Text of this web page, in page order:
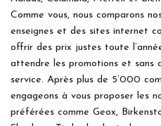
Comme vous, nous comparons
enseignes et des sites internet
offrir des prix justes toute
attendre les promotions et sans
service. Après plus de 5’000
engageons à vous proposer les
préférées comme Geox,